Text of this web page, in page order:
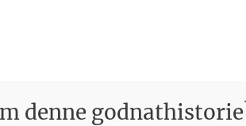
denne